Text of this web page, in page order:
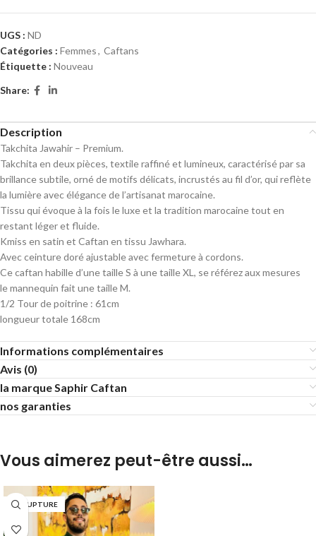
UGS : ND
Catégories : Femmes, Caftans
Étiquette : Nouveau
Share:
Description
Takchita Jawahir – Premium.
Takchita en deux pièces, textile raffiné et lumineux, caractérisé par sa
brillance subtile, orné de motifs délicats, incrustés au fil d’or, qui reflète
la lumière avec élégance de l’artisanat marocaine.
Tissu qui évoque à la fois le luxe et la tradition marocaine tout en
restant léger et fluide.
Kmiss en satin et Caftan en tissu Jawhara.
Avec ceinture doré ajustable avec fermeture à cordons.
Ce caftan habille d’une taille S à une taille XL, se référez aux mesures
le mannequin fait une taille M.
1/2 Tour de poitrine : 61cm
longueur totale 168cm
Informations complémentaires
Avis (0)
la marque Saphir Caftan
nos garanties
Vous aimerez peut-être aussi…
EN RUPTURE